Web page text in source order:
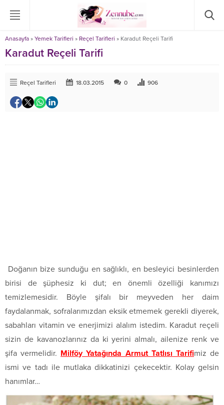
Anasayfa » Yemek Tarifleri » Reçel Tarifleri » Karadut Reçeli Tarifi
Karadut Reçeli Tarifi
Reçel Tarifleri 18.03.2015 0 906
Doğanın bize sunduğu en sağlıklı, en besleyici besinlerden
birisi de şüphesiz ki dut; en önemli özelliği kanımızı
temizlemesidir. Böyle şifalı bir meyveden her daim
faydalanmak, sofralarımızdan eksik etmemek gerekli diyerek,
sabahları vitamin ve enerjimizi alalım istedim. Karadut reçeli
sizin de kavanozlarınız da ki yerini almalı, ailenize renk ve
şifa vermelidir. Milföy Yatağında Armut Tatlısı Tarifimiz de
ismi ve tadı ile mutlaka dikkatinizi çekecektir. Kolay gelsin
hanımlar…